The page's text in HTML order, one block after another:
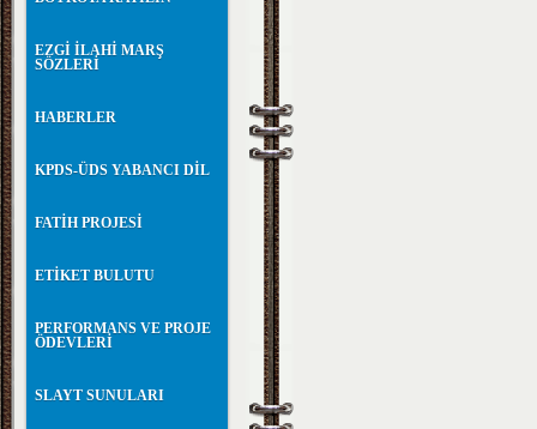
EZGİ İLAHİ MARŞ
SÖZLERİ
HABERLER
KPDS-ÜDS YABANCI DİL
FATİH PROJESİ
ETİKET BULUTU
PERFORMANS VE PROJE
ÖDEVLERİ
SLAYT SUNULARI